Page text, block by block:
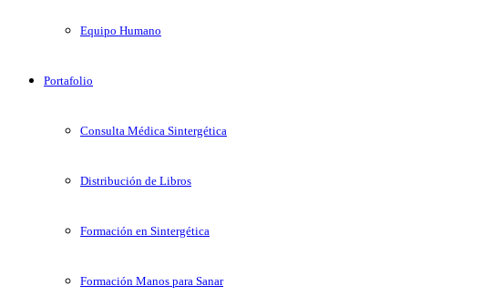
Equipo Humano
Portafolio
Consulta Médica Sintergética
Distribución de Libros
Formación en Sintergética
Formación Manos para Sanar